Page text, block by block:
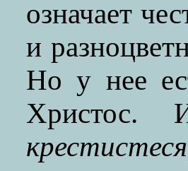
означает
и
Но у нее
Христос.